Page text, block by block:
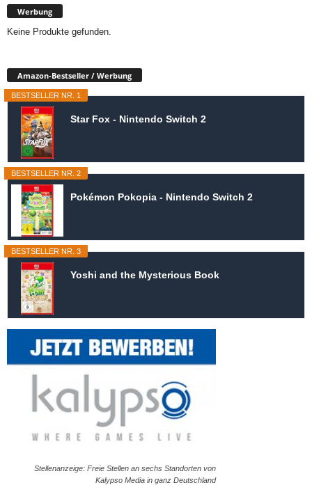
Werbung
Keine Produkte gefunden.
Amazon-Bestseller / Werbung
BESTSELLER NR. 1
Star Fox - Nintendo Switch 2
BESTSELLER NR. 2
Pokémon Pokopia - Nintendo Switch 2
BESTSELLER NR. 3
Yoshi and the Mysterious Book
Stellenanzeige: Freie Stellen an sechs Standorten von
Kalypso Media in ganz Deutschland